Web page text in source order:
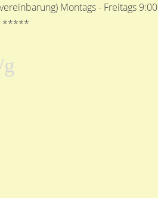
Montags - Freitags 9:00
*****